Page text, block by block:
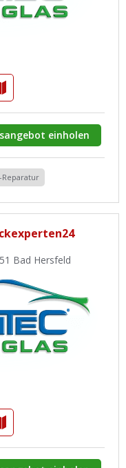
einholen
Reparatur
Bad Hersfeld